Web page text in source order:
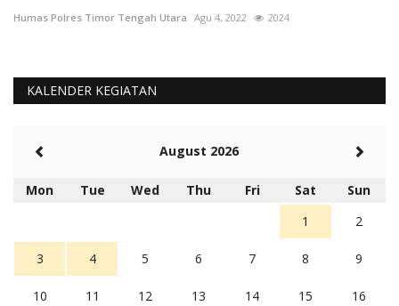
Humas Polres Timor Tengah Utara Agu 4, 2022 2024
KALENDER KEGIATAN
August 2026
Mon Tue Wed Thu Fri Sat
Sun
1
2
3 4 5 6 7 8 9
10 11 12 13 14 15 16